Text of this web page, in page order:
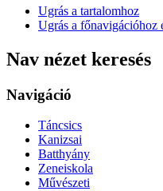
Ugrás a tartalomhoz
Ugrás a főnavigációhoz
Nav nézet keresés
Navigáció
Táncsics
Kanizsai
Batthyány
Zeneiskola
Művészeti